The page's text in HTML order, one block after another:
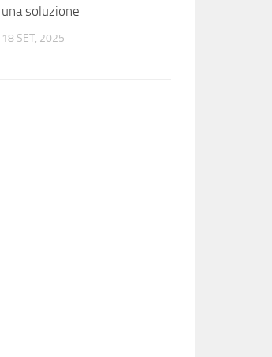
una soluzione
18 SET, 2025